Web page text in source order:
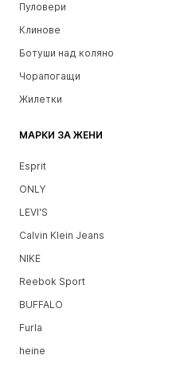
Пуловери
Клинове
Ботуши над коляно
Чорапогащи
Жилетки
МАРКИ ЗА ЖЕНИ
Esprit
ONLY
LEVI'S
Calvin Klein Jeans
NIKE
Reebok Sport
BUFFALO
Furla
heine